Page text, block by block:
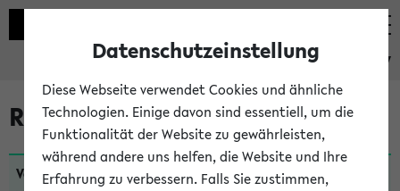
eKVV
Raumänderungen
Veranstaltungen , bei denen sich nach dem25.07.2026
Datenschutzeinstellung
Diese Webseite verwendet Cookies und ähnliche
Technologien. Einige davon sind essentiell, um die
Funktionalität der Website zu gewährleisten,
während andere uns helfen, die Website und Ihre
Erfahrung zu verbessern. Falls Sie zustimmen,